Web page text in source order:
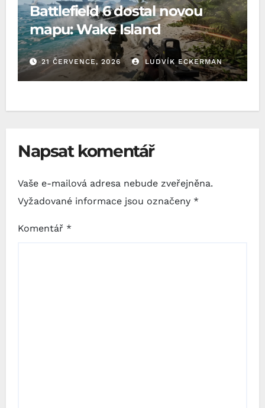
Battlefield 6 dostal novou
mapu: Wake Island
21 ČERVENCE, 2026 LUDVÍK ECKERMAN
Napsat komentář
Vaše e-mailová adresa nebude zveřejněna.
Vyžadované informace jsou označeny *
Komentář *